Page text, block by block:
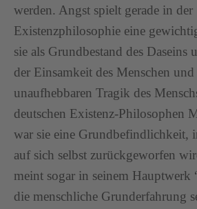
werden. Angst spielt gerade in der
Existenzphilosophie eine
sie als Grundbestand des Daseins
der Einsamkeit des Menschen und
unaufhebbaren Tragik des
deutschen Existenz-Philosophen
war sie eine Grundbefindlichkeit,
auf sich selbst zurückgeworfen
meint sogar in seinem Hauptwerk
die menschliche Grunderfahrung